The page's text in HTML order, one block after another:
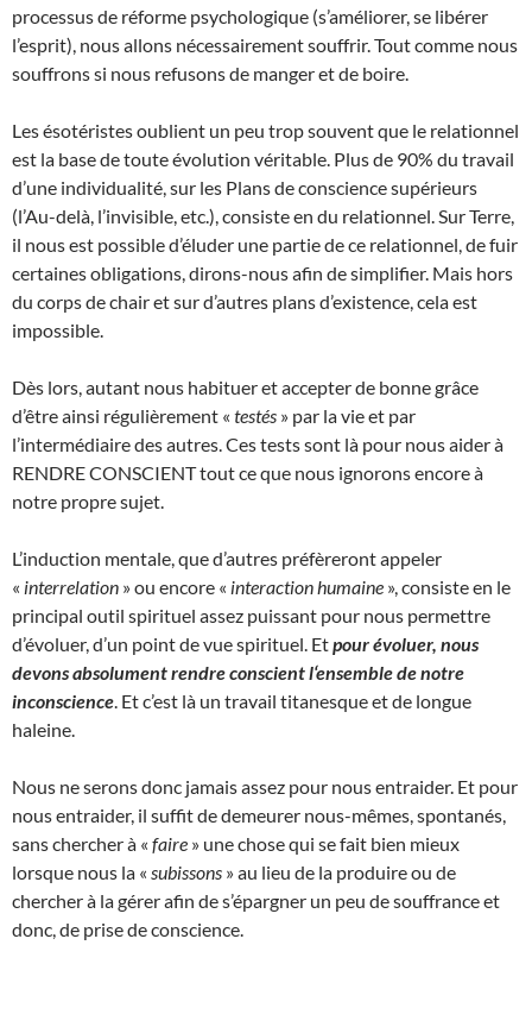
processus de réforme psychologique (s’améliorer, se libérer
l’esprit), nous allons nécessairement souffrir. Tout comme nous
souffrons si nous refusons de manger et de boire.
Les ésotéristes oublient un peu trop souvent que le relationnel
est la base de toute évolution véritable. Plus de 90% du travail
d’une individualité, sur les Plans de conscience supérieurs
(l’Au-delà, l’invisible, etc.), consiste en du relationnel. Sur Terre,
il nous est possible d’éluder une partie de ce relationnel, de fuir
certaines obligations, dirons-nous afin de simplifier. Mais hors
du corps de chair et sur d’autres plans d’existence, cela est
impossible.
Dès lors, autant nous habituer et accepter de bonne grâce
d’être ainsi régulièrement « testés » par la vie et par
l’intermédiaire des autres. Ces tests sont là pour nous aider à
RENDRE CONSCIENT tout ce que nous ignorons encore à
notre propre sujet.
L’induction mentale, que d’autres préfèreront appeler
« interrelation » ou encore « interaction humaine », consiste en le
principal outil spirituel assez puissant pour nous permettre
d’évoluer, d’un point de vue spirituel. Etpour évoluer, nous
devons absolument rendre conscient l‘ensemble de notre
inconscience . Et c’est là un travail titanesque et de longue
haleine.
Nous ne serons donc jamais assez pour nous entraider. Et pour
nous entraider, il suffit de demeurer nous-mêmes, spontanés,
sans chercher à « faire » une chose qui se fait bien mieux
lorsque nous la « subissons » au lieu de la produire ou de
chercher à la gérer afin de s’épargner un peu de souffrance et
donc, de prise de conscience.